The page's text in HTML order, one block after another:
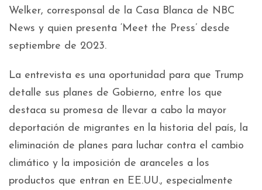
Welker, corresponsal de la Casa Blanca de NBC
News y quien presenta ‘Meet the Press’ desde
septiembre de 2023.
La entrevista es una oportunidad para que Trump
detalle sus planes de Gobierno, entre los que
destaca su promesa de llevar a cabo la mayor
deportación de migrantes en la historia del país, la
eliminación de planes para luchar contra el cambio
climático y la imposición de aranceles a los
productos que entran en EE.UU., especialmente